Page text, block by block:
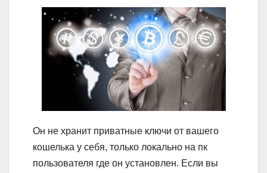
Он не хранит приватные ключи от вашего
кошелька у себя, только локально на пк
пользователя где он установлен. Если вы